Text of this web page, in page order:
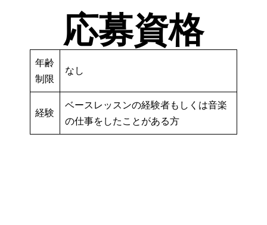
応募資格
年齢
制限
なし
経験
ベースレッスンの経験者もしくは音楽
の仕事をしたことがある方